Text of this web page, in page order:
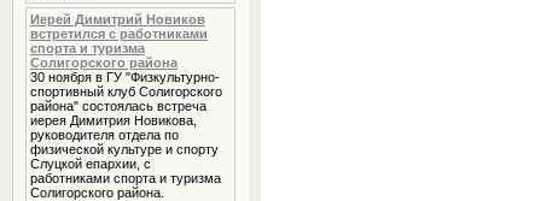
Иерей Димитрий Новиков
встретился с работниками
спорта и туризма
Солигорского района
30 ноября в ГУ "Физкультурно-
спортивный клуб Солигорского
района" состоялась встреча
иерея Димитрия Новикова,
руководителя отдела по
физической культуре и спорту
Слуцкой епархии, с
работниками спорта и туризма
Солигорского района.